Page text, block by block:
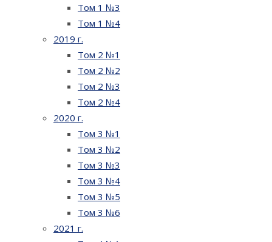
Том 1 №3
Том 1 №4
2019 г.
Том 2 №1
Том 2 №2
Том 2 №3
Том 2 №4
2020 г.
Том 3 №1
Том 3 №2
Том 3 №3
Том 3 №4
Том 3 №5
Том 3 №6
2021 г.